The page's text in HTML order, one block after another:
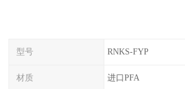
型号 RNKS-FYP
材质 进口PFA